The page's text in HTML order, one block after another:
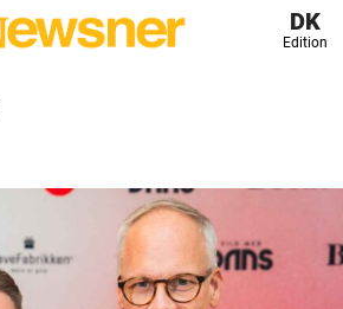
DK
Edition